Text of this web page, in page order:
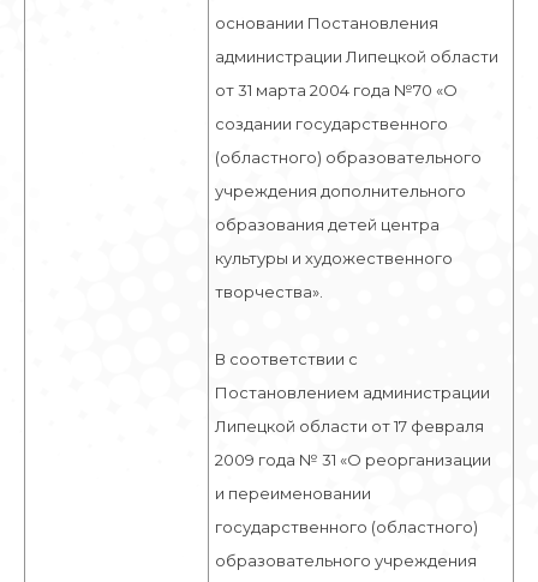
основании Постановления
администрации Липецкой области
от 31 марта 2004 года №70 «О
создании государственного
(областного) образовательного
учреждения дополнительного
образования детей центра
культуры и художественного
творчества».
В соответствии с
Постановлением администрации
Липецкой области от 17 февраля
2009 года № 31 «О реорганизации
и переименовании
государственного (областного)
образовательного учреждения